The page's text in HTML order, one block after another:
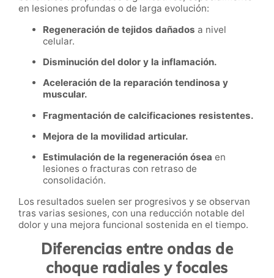
en lesiones profundas o de larga evolución:
Regeneración de tejidos dañados a nivel
celular.
Disminución del dolor y la inflamación.
Aceleración de la reparación tendinosa y
muscular.
Fragmentación de calcificaciones resistentes.
Mejora de la movilidad articular.
Estimulación de la regeneración ósea en
lesiones o fracturas con retraso de
consolidación.
Los resultados suelen ser progresivos y se observan
tras varias sesiones, con una reducción notable del
dolor y una mejora funcional sostenida en el tiempo.
Diferencias entre ondas de
choque radiales y focales